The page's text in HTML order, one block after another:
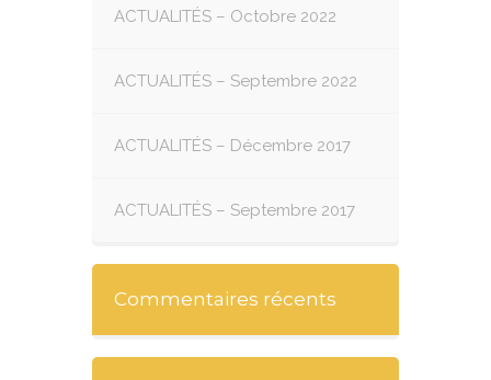
ACTUALITÉS – Octobre 2022
ACTUALITÉS – Septembre 2022
ACTUALITÉS – Décembre 2017
ACTUALITÉS – Septembre 2017
Commentaires récents